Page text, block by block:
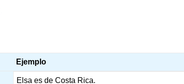
Ejemplo
Elsa es de Costa Rica.